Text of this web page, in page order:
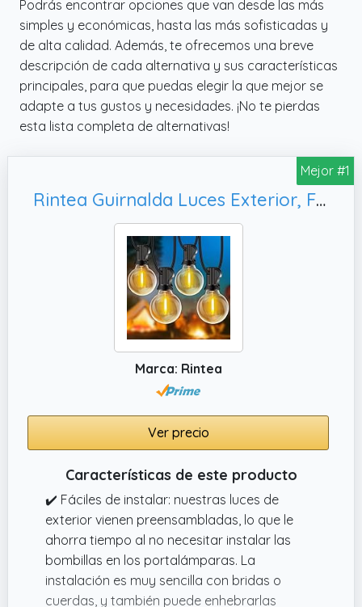
Podrás encontrar opciones que van desde las más
simples y económicas, hasta las más sofisticadas y
de alta calidad. Además, te ofrecemos una breve
descripción de cada alternativa y sus características
principales, para que puedas elegir la que mejor se
adapte a tus gustos y necesidades. ¡No te pierdas
esta lista completa de alternativas!
Mejor #1
Rintea Guirnalda Luces Exterior, Fiesta
Marca: Rintea
Ver precio
Características de este producto
✔️ Fáciles de instalar: nuestras luces de
exterior vienen preensambladas, lo que le
ahorra tiempo al no necesitar instalar las
bombillas en los portalámparas. La
instalación es muy sencilla con bridas o
cuerdas, y también puede enhebrarlas